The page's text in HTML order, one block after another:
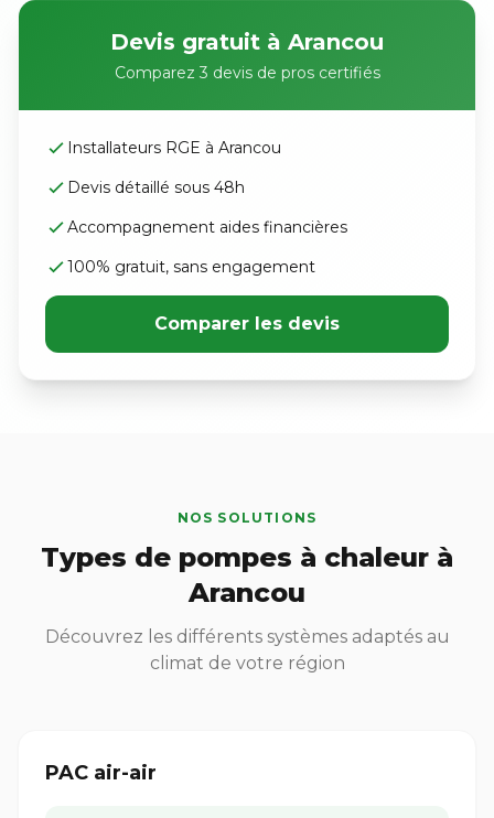
Devis gratuit à Arancou
Comparez 3 devis de pros certifiés
Installateurs RGE à Arancou
Devis détaillé sous 48h
Accompagnement aides financières
100% gratuit, sans engagement
Comparer les devis
NOS SOLUTIONS
Types de pompes à chaleur à
Arancou
Découvrez les différents systèmes adaptés au
climat de votre région
PAC air-air